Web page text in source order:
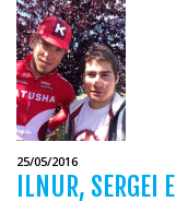
25/05/2016
ILNUR, SERGEI